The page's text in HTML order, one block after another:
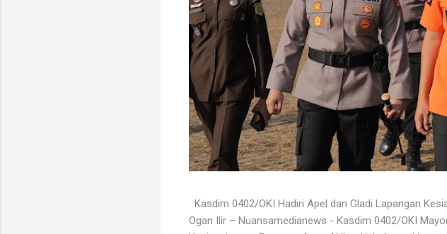
Kasdim 0402/OKI Hadiri Apel dan Gladi Lapangan
Ogan Ilir – Nuansamedianews - Kasdim 0402/OKI